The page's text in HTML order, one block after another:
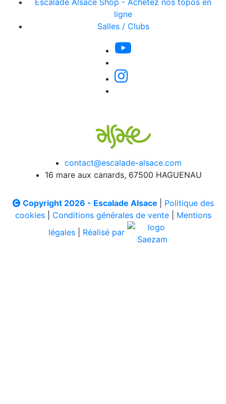
Escalade Alsace Shop - Achetez nos topos en
ligne
Salles / Clubs
contact@escalade-alsace.com
16 mare aux canards, 67500 HAGUENAU
Copyright 2026 - Escalade Alsace
Politique des
cookies| Conditions générales de vente| Mentions
légales
Réalisé par